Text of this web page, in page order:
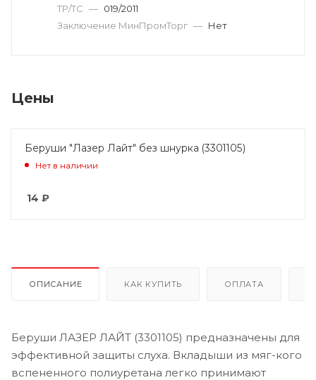
ТР/ТС — 019/2011
Заключение МинПромТорг — Нет
Цены
Беруши "Лазер Лайт" без шнурка (3301105)
Нет в наличии
14 ₽
ОПИСАНИЕ КАК КУПИТЬ ОПЛАТА
Беруши ЛАЗЕР ЛАЙТ (3301105) предназначены для
эффективной защиты слуха. Вкладыши из мяг-кого
вспененного полиуретана легко принимают